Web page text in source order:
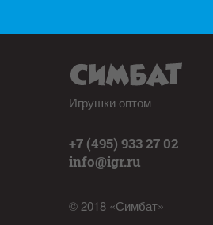
Игрушки оптом
+7 (495) 933 27 02
info@igr.ru
© 2018 «Симбат»